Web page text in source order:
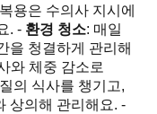
용은 수의사 지시에
. - 환경 청소: 매일
을 청결하게 관리해
와 체중 감소로
의 식사를 챙기고,
상의해 관리해요. -